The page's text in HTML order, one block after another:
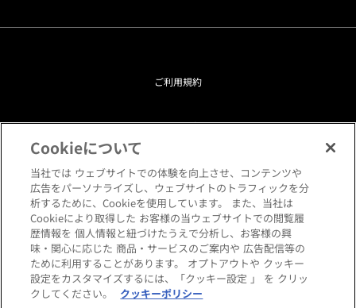
Copyright © HANKYU HOME STYLING Co.,LTD All rights reserved.
ご利用規約
プライバシーポリシー
クッキーポリシー
閲覧環境について
サイトマップ
Cookieについて
当社では ウェブサイトでの体験を向上させ、コンテンツや
広告をパーソナライズし、ウェブサイトのトラフィックを分
析するために、Cookieを使用しています。 また、当社は
Cookieにより取得した お客様の当ウェブサイトでの閲覧履
歴情報を 個人情報と紐づけたうえで分析し、お客様の興
味・関心に応じた 商品・サービスのご案内や 広告配信等の
ために利用することがあります。 オプトアウトや クッキー
設定をカスタマイズするには、「クッキー設定 」 を クリッ
クしてください。
クッキーポリシー